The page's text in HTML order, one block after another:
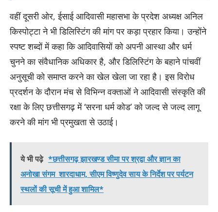
वहीं दूसरी ओर, ईसाई आदिवासी महासभा के प्रदेश अध्यक्ष अनिल
किस्पोट्टा ने भी डिलिस्टिंग की मांग पर कड़ा प्रहार किया। उन्होंने
स्पष्ट शब्दों में कहा कि आदिवासियों को अपनी आस्था और धर्म
चुनने का संवैधानिक अधिकार है, और डिलिस्टिंग के बहाने पांचवीं
अनुसूची को समाप्त करने का खेल खेला जा रहा है। इस विरोध
प्रदर्शन के दौरान मंच से विभिन्न वक्ताओं ने आदिवासी संस्कृति की
रक्षा के लिए छत्तीसगढ़ में ‘सरना धर्म कोड’ को जल्द से जल्द लागू
करने की मांग भी प्रमुखता से उठाई।
ये भी पढ़े *छत्तीसगढ़ झारखण्ड सीमा पर श्रद्वा और ज्ञान का
अनोखा संगम शारदाधाम, सीएम विष्णुदेव साय के निर्देश पर पर्यटन
स्थलों की सूची में हुआ शामिल*